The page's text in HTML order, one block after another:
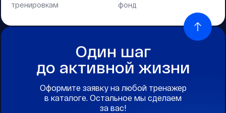
тренировкам
фонд
Один шаг
до активной жизни
Оформите заявку на любой тренажер
в каталоге. Остальное мы сделаем
за вас!